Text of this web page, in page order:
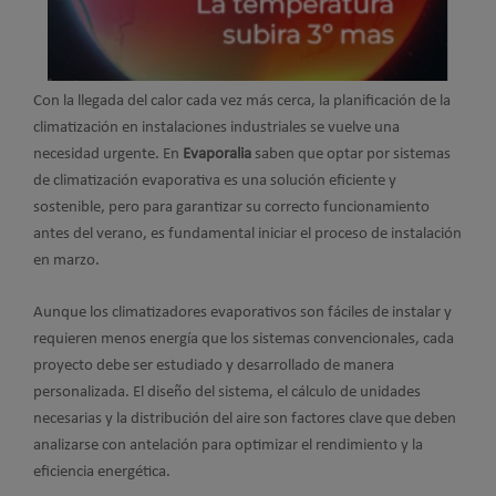
Con la llegada del calor cada vez más cerca, la planificación de la
climatización en instalaciones industriales se vuelve una
necesidad urgente. En Evaporalia saben que optar por sistemas
de climatización evaporativa es una solución eficiente y
sostenible, pero para garantizar su correcto funcionamiento
antes del verano, es fundamental iniciar el proceso de instalación
en marzo.
Aunque los climatizadores evaporativos son fáciles de instalar y
requieren menos energía que los sistemas convencionales, cada
proyecto debe ser estudiado y desarrollado de manera
personalizada. El diseño del sistema, el cálculo de unidades
necesarias y la distribución del aire son factores clave que deben
analizarse con antelación para optimizar el rendimiento y la
eficiencia energética.